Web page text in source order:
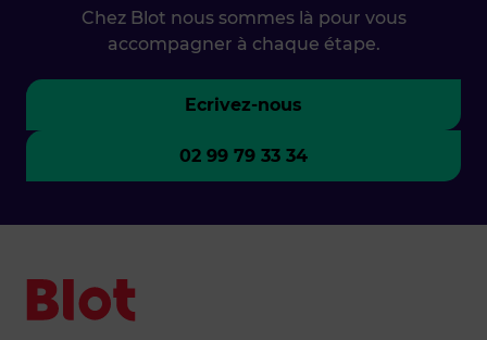
Chez Blot nous sommes là pour vous
accompagner à chaque étape.
Ecrivez-nous
02 99 79 33 34